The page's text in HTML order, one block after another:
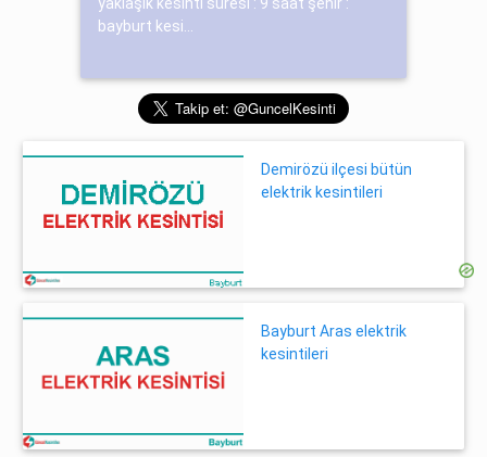
bayburt kesi...
Demirözü ilçesi bütün
elektrik kesintileri
Bayburt Aras elektrik
kesintileri